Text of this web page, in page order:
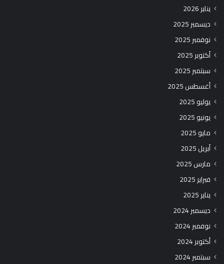
يناير 2026
ديسمبر 2025
نوفمبر 2025
أكتوبر 2025
سبتمبر 2025
أغسطس 2025
يوليو 2025
يونيو 2025
مايو 2025
أبريل 2025
مارس 2025
فبراير 2025
يناير 2025
ديسمبر 2024
نوفمبر 2024
أكتوبر 2024
سبتمبر 2024